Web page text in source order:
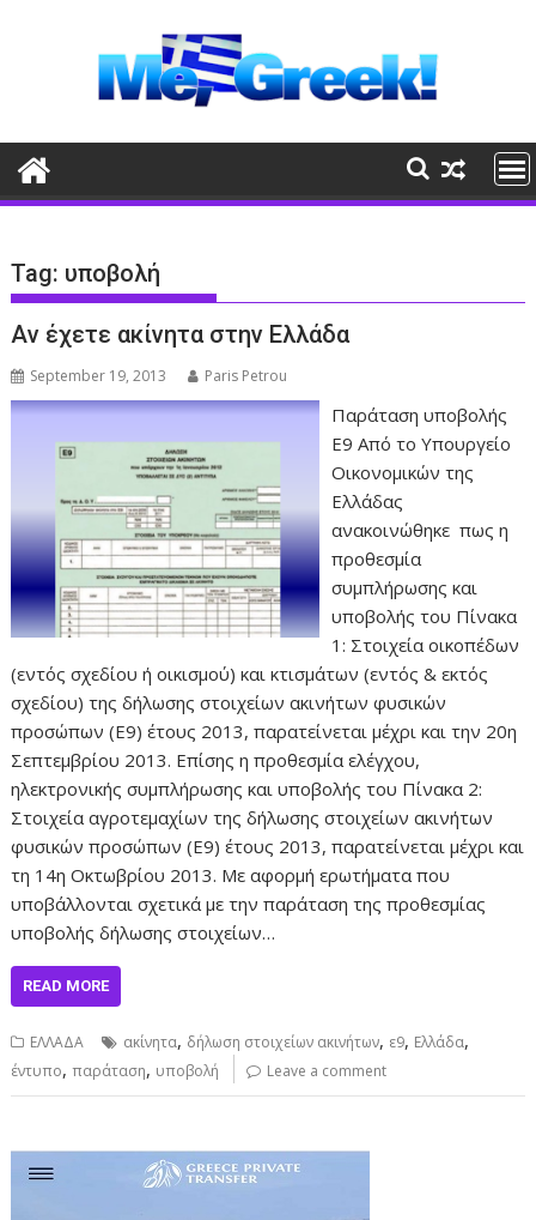
Tag: υποβολή
Αν έχετε ακίνητα στην Ελλάδα
September 19, 2013 Paris Petrou
Παράταση υποβολής
Ε9 Από το Υπουργείο
Οικονομικών της
Ελλάδας
ανακοινώθηκε πως η
προθεσμία
συμπλήρωσης και
υποβολής του Πίνακα
1: Στοιχεία οικοπέδων
(εντός σχεδίου ή οικισμού) και κτισμάτων (εντός & εκτός
σχεδίου) της δήλωσης στοιχείων ακινήτων φυσικών
προσώπων (Ε9) έτους 2013, παρατείνεται μέχρι και την 20η
Σεπτεμβρίου 2013. Επίσης η προθεσμία ελέγχου,
ηλεκτρονικής συμπλήρωσης και υποβολής του Πίνακα 2:
Στοιχεία αγροτεμαχίων της δήλωσης στοιχείων ακινήτων
φυσικών προσώπων (Ε9) έτους 2013, παρατείνεται μέχρι και
τη 14η Οκτωβρίου 2013. Με αφορμή ερωτήματα που
υποβάλλονται σχετικά με την παράταση της προθεσμίας
υποβολής δήλωσης στοιχείων…
READ MORE
ΕΛΛΑΔΑ ακίνητα, δήλωση στοιχείων ακινήτων, ε9, Ελλάδα,
έντυπο,παράταση, υποβολή Leave a comment